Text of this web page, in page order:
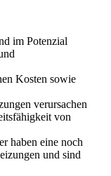
im Potenzial
Kosten sowie
verursachen
von
haben eine noch
und sind